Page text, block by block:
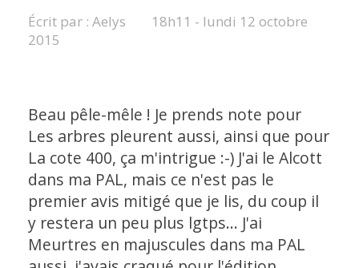
Écrit par : Aelys 18h11 - lundi 12 octobre
2015
Beau pêle-mêle ! Je prends note pour
Les arbres pleurent aussi, ainsi que pour
La cote 400, ça m'intrigue :-) J'ai le Alcott
dans ma PAL, mais ce n'est pas le
premier avis mitigé que je lis, du coup il
y restera un peu plus lgtps... J'ai
Meurtres en majuscules dans ma PAL